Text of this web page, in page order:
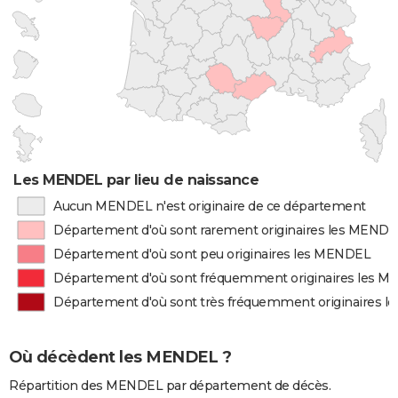
Les MENDEL par lieu de naissance
Aucun MENDEL n'est originaire de ce département
Département d'où sont rarement originaires les
Département d'où sont peu originaires les MENDEL
Département d'où sont fréquemment originaires les
Département d'où sont très fréquemment originaires
Où décèdent les MENDEL ?
Répartition des MENDEL par département de décès.